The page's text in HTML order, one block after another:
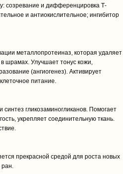
созревание и дифференцировка Т-
и антиокислительное; ингибитор
металлопротеиназ, которая удаляет
шрамах. Улучшает тонус кожи,
(ангиогенез). Активирует
питание.
синтез гликозаминогликанов. Помогает
укрепляет соединительную ткань.
прекрасной средой для роста новых